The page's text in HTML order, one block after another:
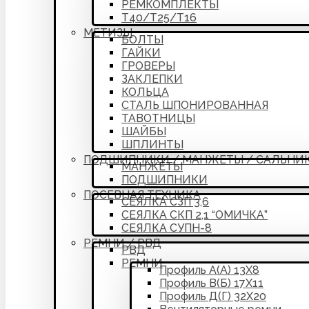
РЕМКОМПЛЕКТЫ
Т40/Т25/Т16
МЕТИЗЫ
БОЛТЫ
ГАЙКИ
ГРОВЕРЫ
ЗАКЛЕПКИ
КОЛЬЦА
СТАЛЬ ШПОНИРОВАННАЯ
ТАВОТНИЦЫ
ШАЙБЫ
ШПЛИНТЫ
ПОДШИПНИКИ / МАНЖЕТЫ /
МАНЖЕТЫ
ПОДШИПНИКИ
ПОСЕВНАЯ ТЕХНИКА
СЕЯЛКА СЗП 3,6
СЕЯЛКА СКП 2,1 “ОМИЧКА”
СЕЯЛКА СУПН-8
РЕМНИ / РВД
РВД
РЕМНИ
Профиль А(А) 13Х8
Профиль В(Б) 17Х11
Профиль Д(Г) 32Х20